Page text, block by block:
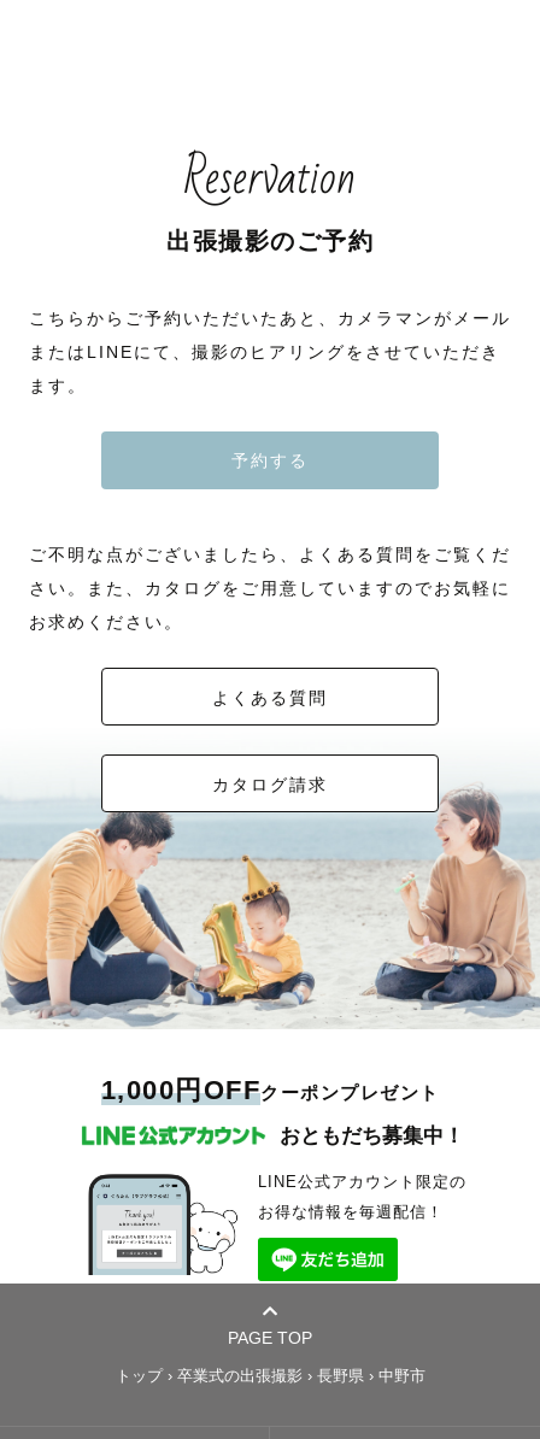
Reservation
出張撮影のご予約
こちらからご予約いただいたあと、カメラマンがメール
またはLINEにて、撮影のヒアリングをさせていただき
ます。
予約する
ご不明な点がございましたら、よくある質問をご覧くだ
さい。また、カタログをご用意していますのでお気軽に
お求めください。
よくある質問
カタログ請求
1,000円OFFクーポンプレゼント
おともだち募集中！
LINE公式アカウント限定の
お得な情報を毎週配信！
PAGE TOP
トップ› 卒業式の出張撮影 › 長野県› 中野市